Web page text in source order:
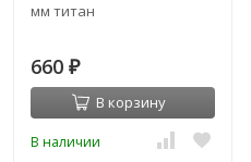
мм титан
660 ₽
В корзину
В наличии